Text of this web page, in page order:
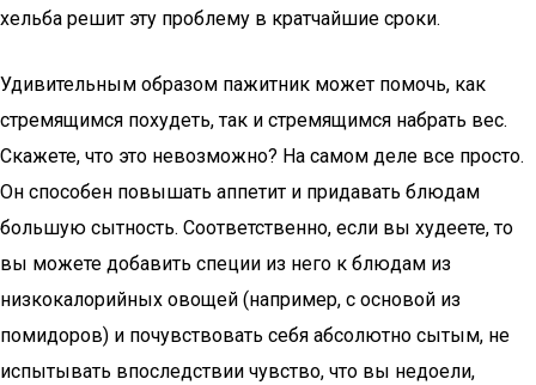
хельба решит эту проблему в кратчайшие сроки.
Удивительным образом пажитник может помочь, как
стремящимся похудеть, так и стремящимся набрать вес.
Скажете, что это невозможно? На самом деле все просто.
Он способен повышать аппетит и придавать блюдам
большую сытность. Соответственно, если вы худеете, то
вы можете добавить специи из него к блюдам из
низкокалорийных овощей (например, с основой из
помидоров) и почувствовать себя абсолютно сытым, не
испытывать впоследствии чувство, что вы недоели,